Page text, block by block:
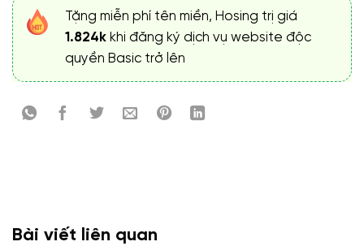
Tặng miễn phí tên miền, Hosing trị giá
1.824k khi đăng ký dịch vụ website độc
quyền Basic trở lên
Bài viết liên quan